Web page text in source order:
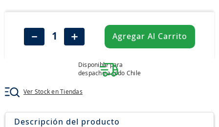
＋
－ Agregar Al Carrito
Disponible para
despacho a todo Chile
Ver Stock en Tiendas
Descripción del producto
aceite